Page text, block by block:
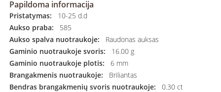
Papildoma informacija
Pristatymas:
10-25 d.d
Aukso praba:
585
Aukso spalva nuotraukoje:
Raudonas auksas
Gaminio nuotraukoje svoris:
16.00 g
Gaminio nuotraukoje plotis:
6 mm
Brangakmenis nuotraukoje:
Briliantas
Bendras brangakmenių svoris nuotraukoje:
0.30 ct